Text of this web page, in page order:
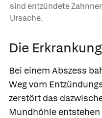
sind entzündete
Ursache.
Die Erkrankung
Bei einem Abszess
Weg vom
zerstört das
Mundhöhle entstehen